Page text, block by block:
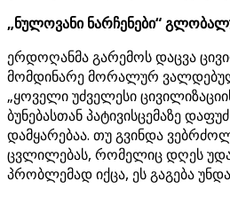
„ნულოვანი ნარჩენები“
ერდოღანმა გარემოს დაცვა
მომდინარე მორალურ
„ყოველი უძველესი
ბუნებასთან პატივისცემაზე
დამყარებაა. თუ გვინდა
ცვლილებას, რომელიც დღეს
პრობლემად იქცა, ეს გაგება